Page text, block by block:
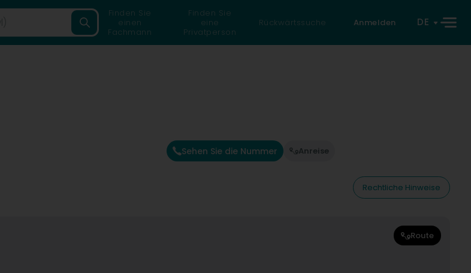
Finden Sie
einen
Fachmann
Finden Sie
eine
Privatperson
Rückwärtssuche Anmelden DE
Sehen Sie die Nummer Anreise
Rechtliche Hinweise
Route